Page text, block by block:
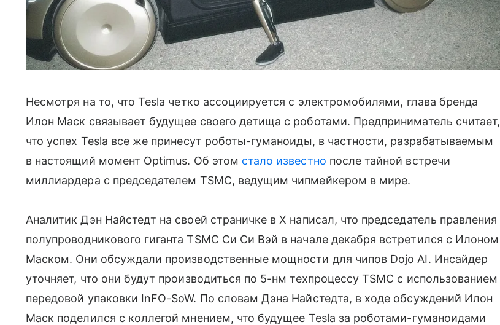
Несмотря на то, что Tesla четко ассоциируется с электромобилями, глава бренда
Илон Маск связывает будущее своего детища с роботами. Предприниматель считает,
что успех Tesla все же принесут роботы-гуманоиды, в частности, разрабатываемым
в настоящий момент Optimus. Об этом стало известно после тайной встречи
миллиардера с председателем TSMC, ведущим чипмейкером в мире.
Аналитик Дэн Найстедт на своей страничке в X написал, что председатель правления
полупроводникового гиганта TSMC Cи Cи Вэй в начале декабря встретился с Илоном
Маском. Они обсуждали производственные мощности для чипов Dojo AI. Инсайдер
уточняет, что они будут производиться по 5-нм техпроцессу TSMC с использованием
передовой упаковки InFO-SoW. По словам Дэна Найстедта, в ходе обсуждений Илон
Маск поделился с коллегой мнением, что будущее Tesla за роботами-гуманоидами